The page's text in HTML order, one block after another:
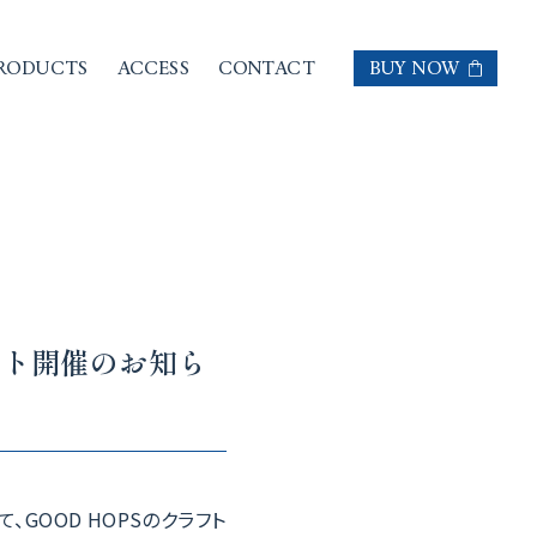
ACCESS CONTACT BUY NOW
開催のお知ら
GOOD HOPSのクラフト